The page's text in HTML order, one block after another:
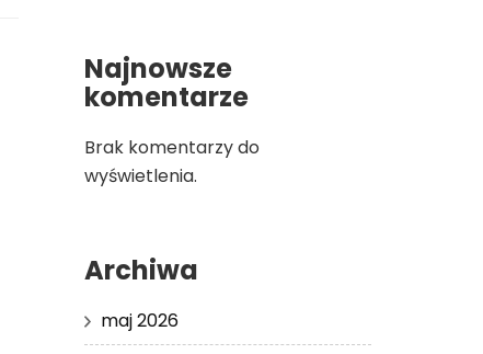
Najnowsze
komentarze
Brak komentarzy do
wyświetlenia.
Archiwa
maj 2026